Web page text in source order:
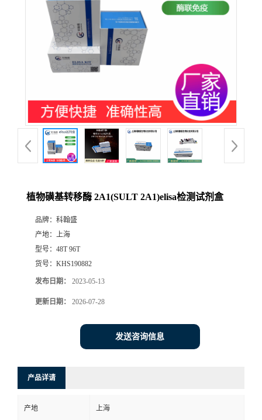
植物磺基转移酶 2A1(SULT 2A1)elisa检测试剂盒
品牌： 科翰盛
产地： 上海
型号： 48T 96T
货号： KHS190882
发布日期： 2023-05-13
更新日期： 2026-07-28
发送咨询信息
产品详请
产地 上海